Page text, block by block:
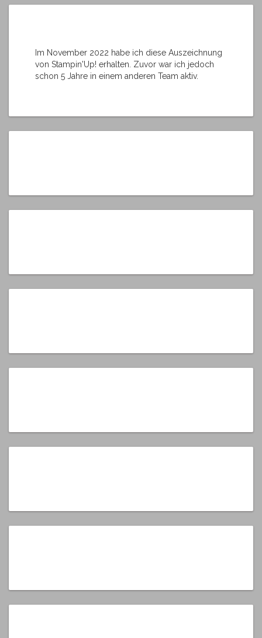
Im November 2022 habe ich diese Auszeichnung
von Stampin'Up! erhalten. Zuvor war ich jedoch
schon 5 Jahre in einem anderen Team aktiv.